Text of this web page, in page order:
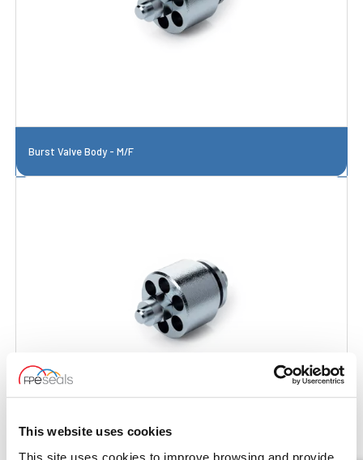
This website uses cookies
This site uses cookies to improve browsing and provide
Burst Valve Body - M/F
Burst Valve with Body - F/F